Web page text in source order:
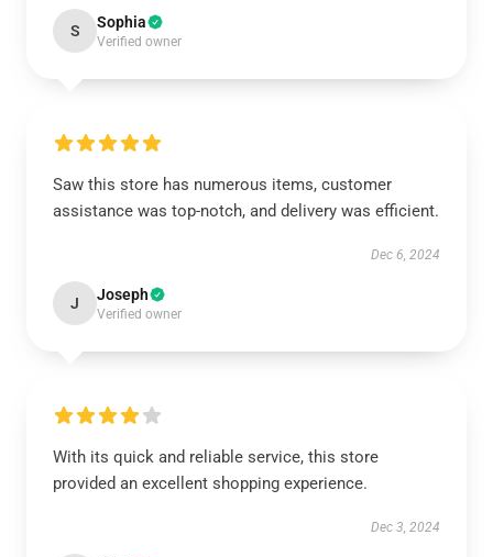
S Sophia
Verified owner
Saw this store has numerous items, customer
assistance was top-notch, and delivery was efficient.
Dec 6, 2024
J Joseph
Verified owner
With its quick and reliable service, this store
provided an excellent shopping experience.
Dec 3, 2024